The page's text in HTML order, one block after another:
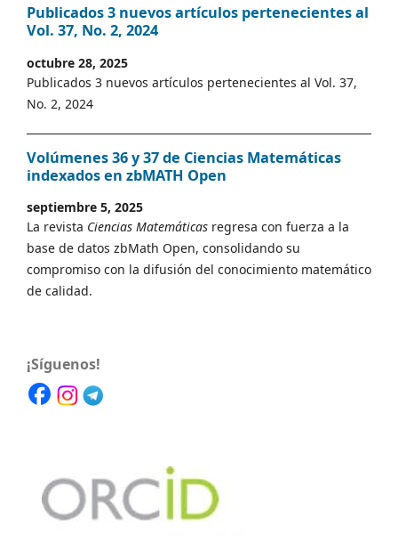
Publicados 3 nuevos artículos pertenecientes al
Vol. 37, No. 2, 2024
octubre 28, 2025
Publicados 3 nuevos artículos pertenecientes al Vol. 37,
No. 2, 2024
Volúmenes 36 y 37 de Ciencias Matemáticas
indexados en zbMATH Open
septiembre 5, 2025
La revista Ciencias Matemáticas regresa con fuerza a la
base de datos zbMath Open, consolidando su
compromiso con la difusión del conocimiento matemático
de calidad.
¡Síguenos!